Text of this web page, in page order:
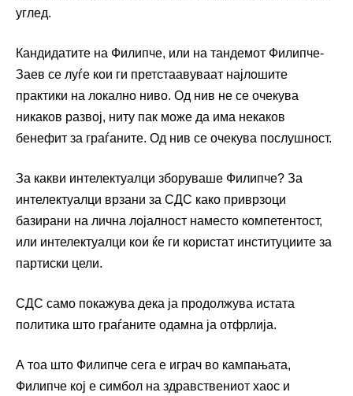
углед.
Кандидатите на Филипче, или на тандемот Филипче-
Заев се луѓе кои ги претстаавуваат најлошите
практики на локално ниво. Од нив не се очекува
никаков развој, ниту пак може да има некаков
бенефит за граѓаните. Од нив се очекува послушност.
За какви интелектуалци зборуваше Филипче? За
интелектуалци врзани за СДС како приврзоци
базирани на лична лојалност наместо компетентост,
или интелектуалци кои ќе ги користат институциите за
партиски цели.
СДС само покажува дека ја продолжува истата
политика што граѓаните одамна ја отфрлија.
А тоа што Филипче сега е играч во кампањата,
Филипче кој е симбол на здравствениот хаос и